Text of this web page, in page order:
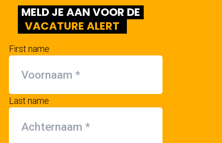
MELD JE AAN VOOR DE
VACATURE ALERT
First name
Last name